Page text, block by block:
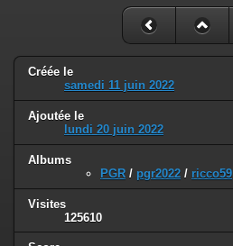
Créée le
samedi 11 juin 2022
Ajoutée le
lundi 20 juin 2022
Albums
PGR / pgr2022 / ricco59
Visites
125610